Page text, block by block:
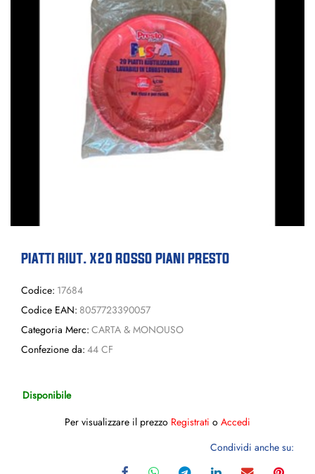
PIATTI RIUT. X20 ROSSO PIANI PRESTO
Codice: 17684
Codice EAN: 8057723390057
Categoria Merc: CARTA & MONOUSO
Confezione da: 44 CF
Disponibile
Per visualizzare il prezzo Registrati o Accedi
Condividi anche su: